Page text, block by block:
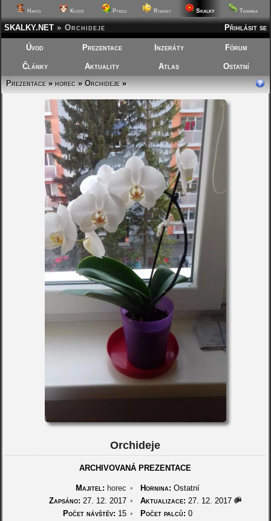
Hafíci Kočičí Ptáčci Rybičky Skalky Terárka
Přihlásit se
SKALKY.NET » Orchideje
Úvod Prezentace Inzeráty Fórum
Články Aktuality Atlas
Ostatní
Prezentace»horec»Orchideje»
Orchideje
ARCHIVOVANÁ PREZENTACE
Majitel: horec • Hornina: Ostatní
Zapsáno: 27. 12. 2017 • Aktualizace: 27. 12. 2017
Počet návštěv: 15 • Počet palců: 0